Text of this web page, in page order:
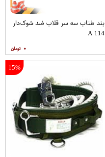
بند طناب سه سر قلاب ضد شوک‌دار
A 114
۰
15%